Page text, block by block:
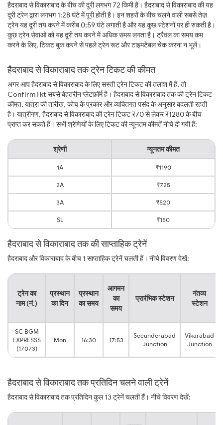
हैदराबाद से विकाराबाद के बीच की दूरी लगभग 72 किमी है। हैदराबाद से विकाराबाद की यह
दूरी ट्रेन द्वारा लगभग 1:28 घंटे में पूरी होती है। इन शहरों के बीच चलने वाली सबसे तेज़
ट्रेन यह दूरी तय करने में करीब 0:59 घंटे लगाती है और यह कुछ स्टेशनों पर ही रुकती है।
कुछ ट्रेन सेवाओं को यह दूरी तय करने में अधिक समय लगता है। ट्रैवल का समय कम
करने के लिए, टिकट बुक करने से पहले ट्रेन रूट और टाइमटेबल चेक करना न भूलें।
हैदराबाद से विकाराबाद तक ट्रेन टिकट की कीमत
अगर आप हैदराबाद से विकाराबाद के लिए सस्ती ट्रेन टिकट की तलाश में हैं, तो
ConfirmTkt सबसे बेहतरीन प्लेटफ़ॉर्म है। हैदराबाद से विकाराबाद तक की ट्रेन टिकट
कीमत, यात्रा की तारीख, कोच के प्रकार और व्यक्तिगत पसंद के अनुसार बदलती रहती
है। यात्रीगण, हैदराबाद से विकाराबाद की ट्रेन टिकट ₹70 से लेकर ₹1280 के बीच
प्राप्त कर सकते हैं। सभी श्रेणियों के लिए टिकट की न्यूनतम कीमतें नीचे दी गयी हैं:
श्रेणी न्यूनतम कीमत
1A ₹1190
2A ₹725
3A ₹520
SL ₹150
हैदराबाद से विकाराबाद तक की साप्ताहिक ट्रेनें
हैदराबाद और विकाराबाद के बीच 1 साप्ताहिक ट्रेनें चलती हैं। नीचे विवरण देखें:
ट्रेन का
नाम (नं.)
प्रस्थान
का दिन
प्रस्थान
का समय
आगमन
का
समय
प्रारंभिक स्टेशन
गंतव्य
स्टेशन
SC BGM
EXPRESSS
(17073)
Mon 16:30 17:53
Secunderabad
Junction
Vikarabad
Junction
हैदराबाद से विकाराबाद तक प्रतिदिन चलने वाली ट्रेनें
हैदराबाद से विकाराबाद तक प्रतिदिन कुल 13 ट्रेनें चलती हैं। नीचे विवरण देखें: